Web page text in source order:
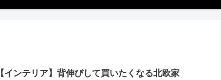
【インテリア】背伸びして買いたくなる北欧家